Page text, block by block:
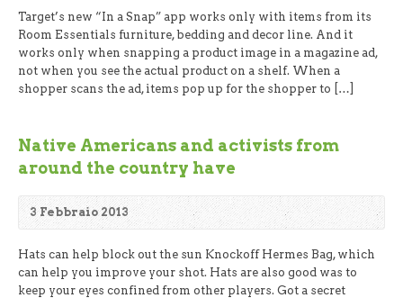
Target’s new “In a Snap” app works only with items from its
Room Essentials furniture, bedding and decor line. And it
works only when snapping a product image in a magazine ad,
not when you see the actual product on a shelf. When a
shopper scans the ad, items pop up for the shopper to […]
Native Americans and activists from
around the country have
3 Febbraio 2013
Hats can help block out the sun Knockoff Hermes Bag, which
can help you improve your shot. Hats are also good was to
keep your eyes confined from other players. Got a secret